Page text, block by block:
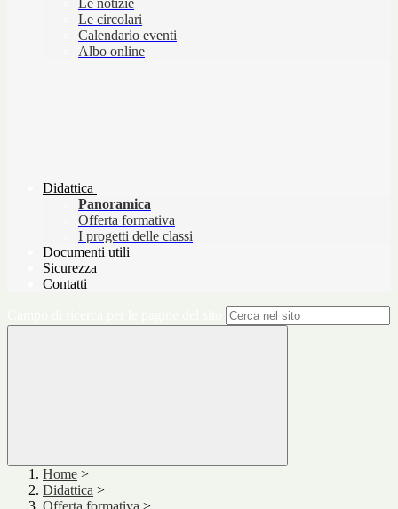
Le notizie
Le circolari
Calendario eventi
Albo online
Didattica
Panoramica
Offerta formativa
I progetti delle classi
Documenti utili
Sicurezza
Contatti
Home >
Didattica >